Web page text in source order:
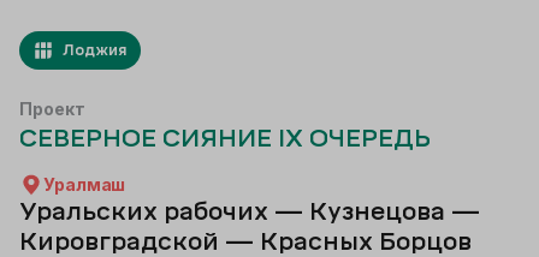
Лоджия
Проект
СЕВЕРНОЕ СИЯНИЕ IX ОЧЕРЕДЬ
Уралмаш
Уральских рабочих — Кузнецова —
Кировградской — Красных Борцов